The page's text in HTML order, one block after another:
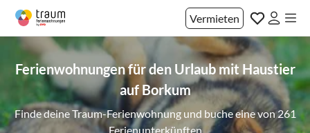
Vermieten
Ferienwohnungen für den Urlaub mit Haustier
auf Borkum
Finde deine Traum-Ferienwohnung und buche eine von 261
Ferienunterkünften